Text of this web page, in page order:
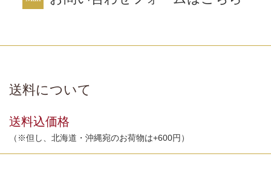
送料について
送料込価格
（※但し、北海道・沖縄宛のお荷物は+600円）